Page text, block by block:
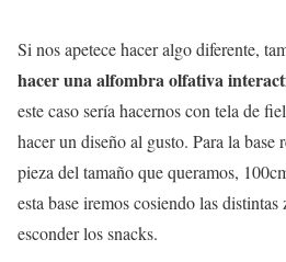
Si nos apetece hacer algo diferente,
hacer una alfombra olfativa
este caso sería hacernos con tela de
hacer un diseño al gusto. Para la base
pieza del tamaño que queramos,
esta base iremos cosiendo las distintas
esconder los snacks.